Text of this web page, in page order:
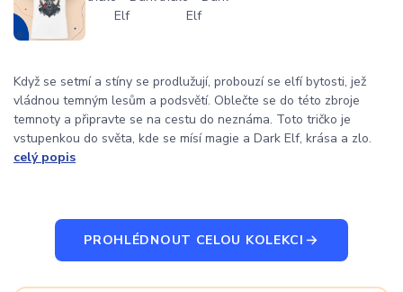
Když se setmí a stíny se prodlužují, probouzí se elfí bytosti, jež
vládnou temným lesům a podsvětí. Oblečte se do této zbroje
temnoty a připravte se na cestu do neznáma. Toto tričko je
vstupenkou do světa, kde se mísí magie a Dark Elf, krása a zlo.
celý popis
PROHLÉDNOUT CELOU KOLEKCI